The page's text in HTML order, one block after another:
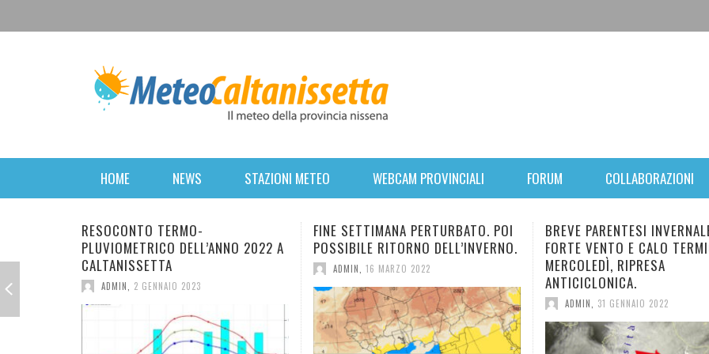
HOME NEWS STAZIONI METEO WEBCAM PROVINCIALI FORUM COLLABORAZIONI
FINE SETTIMANA PERTURBATO. POI
POSSIBILE RITORNO DELL’INVERNO.
ADMIN, 16 MARZO 2022
BREVE PARENTESI INVERNALE:
FORTE VENTO E CALO TERMICO. DA
MERCOLEDÌ, RIPRESA
ANTICICLONICA.
ADMIN, 31 GENNAIO 2022
NUOVO E BREVE IMPULSO
IN ARRIVO. TEMPERATURA IN
DIMINUZIONE.
ADMIN, 28 GENNAIO 2022